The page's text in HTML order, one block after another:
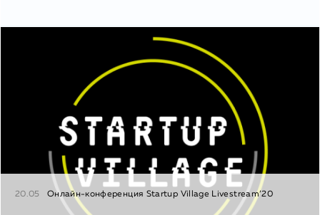
20.05 Онлайн-конференция Startup Village Livestream’20